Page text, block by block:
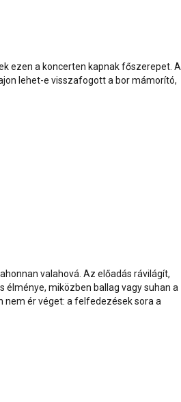
ezen a koncerten kapnak főszerepet. A
lehet-e visszafogott a bor mámorító,
valahová. Az előadás rávilágít,
élménye, miközben ballag vagy suhan a
nem ér véget: a felfedezések sora a